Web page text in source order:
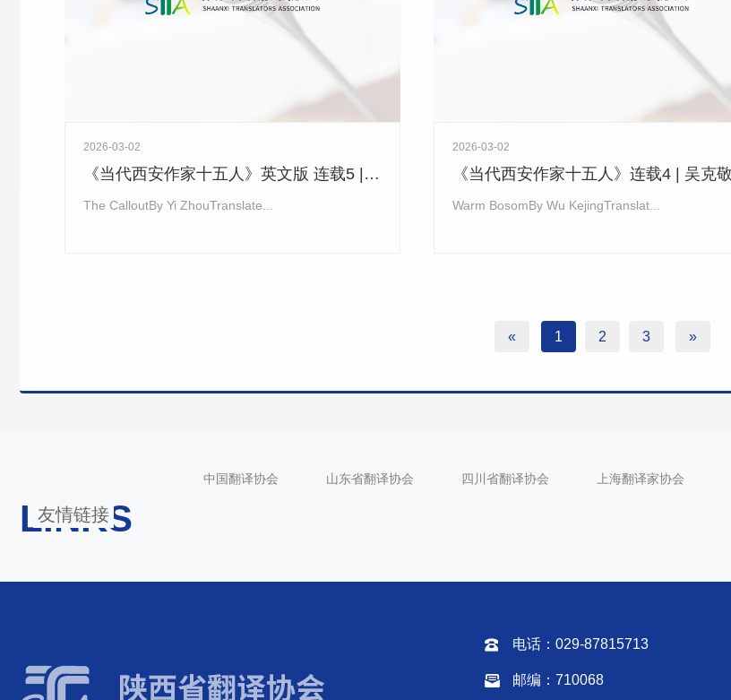
2026-03-02
《当代西安作家十五人》英文版 连载5 | 弋舟《出警》The Callout
The CalloutBy Yi ZhouTranslate...
2026-03-02
Warm BosomBy Wu KejingTranslat...
« 1 2 3 »
LINKS
友情链接
中国翻译协会 山东省翻译协会 四川省翻译协会 上海翻译家协会
电话：029-87815713
邮编：710068